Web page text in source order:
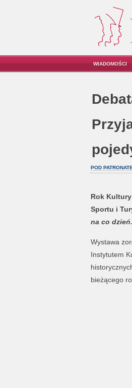
WIADOMOŚCI
POD
Rok
Sportu i
na co
Wystawa
Instytutem
bieżącego